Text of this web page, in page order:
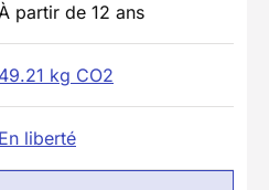
partir de 12 ans
49.21 kg CO2
En liberté